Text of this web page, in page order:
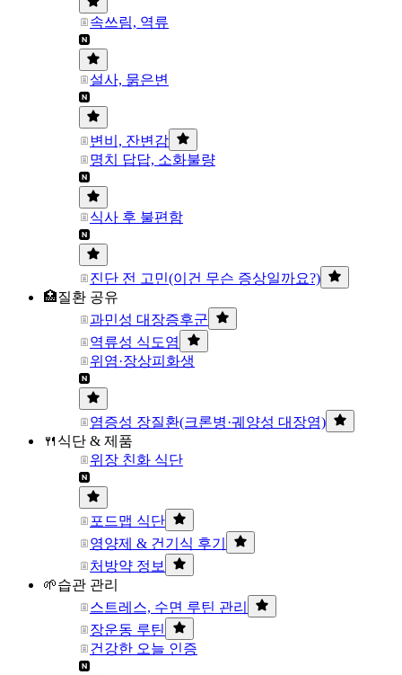
속쓰림, 역류
설사, 묽은변
변비, 잔변감
명치 답답, 소화불량
식사 후 불편함
진단 전 고민(이건 무슨 증상일까요?)
🏥질환 공유
과민성 대장증후군
역류성 식도염
위염·장상피화생
염증성 장질환(크론병·궤양성 대장염)
🍴식단 & 제품
위장 친화 식단
포드맵 식단
영양제 & 건기식 후기
처방약 정보
🌱습관 관리
스트레스, 수면 루틴 관리
장운동 루틴
건강한 오늘 인증